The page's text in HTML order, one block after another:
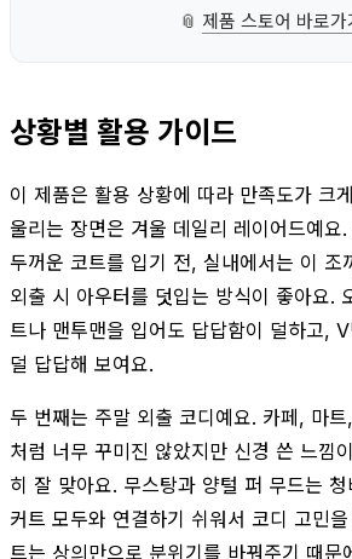
📎 제품 스토어 바로가
상황별 활용 가이드
이 제품은 활용 상황에 따라 만족도가 크
울리는 장면은 겨울 데일리 레이어드예요
두꺼운 코트를 입기 전, 실내에서는 이 조
외출 시 아우터를 덧입는 방식이 좋아요.
트나 맨투맨을 입어도 답답함이 덜하고,
덜 답답해 보여요.
두 번째는 주말 외출 코디예요. 카페, 마
처럼 너무 꾸미진 않았지만 신경 쓴 느낌
히 잘 맞아요. 무스탕과 양털 퍼 무드는
커트 모두와 연결하기 쉬워서 코디 고민
트는 상의만으로 분위기를 바꿔주기 때문